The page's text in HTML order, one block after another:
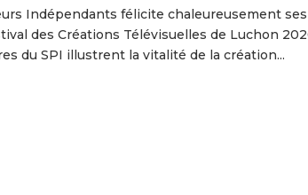
Indépendants félicite chaleureusement
des Créations Télévisuelles de Luchon
du SPI illustrent la vitalité de la création...